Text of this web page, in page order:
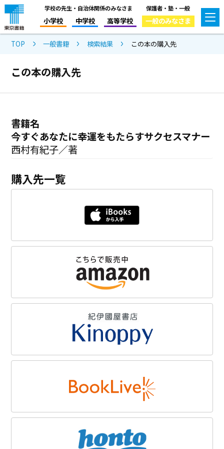
学校の先生・自治体関係のみなさま
小学校 中学校 高等学校
保護者・塾・一般
一般のみなさま
TOP 一般書籍 検索結果 この本の購入先
この本の購入先
書籍名
今すぐあなたに幸運をもたらすサクセスマナー
西村有紀子／著
購入先一覧